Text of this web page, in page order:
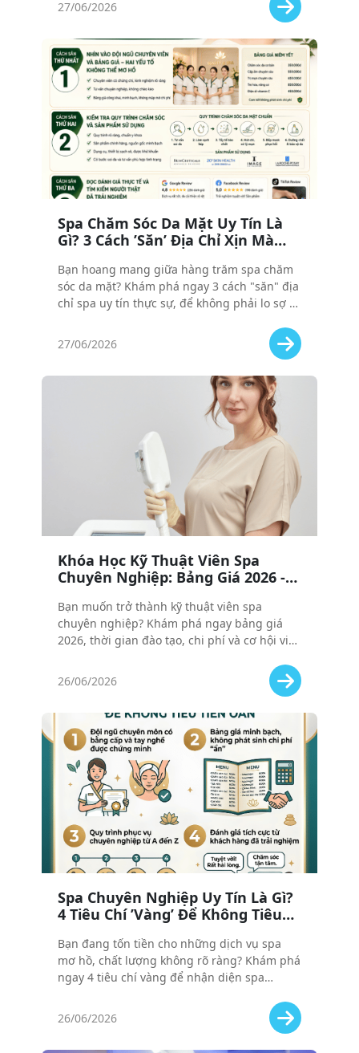
27/06/2026
Spa Chăm Sóc Da Mặt Uy Tín Là
Gì? 3 Cách ’Săn’ Địa Chỉ Xịn Mà
Bạn hoang mang giữa hàng trăm spa chăm
sóc da mặt? Khám phá ngay 3 cách "săn" địa
chỉ spa uy tín thực sự, để không phải lo sợ bị
chất lượng.
27/06/2026
Khóa Học Kỹ Thuật Viên Spa
Chuyên Nghiệp: Bảng Giá 2026 -
Trường Làm Gì?
Bạn muốn trở thành kỹ thuật viên spa
chuyên nghiệp? Khám phá ngay bảng giá
2026, thời gian đào tạo, chi phí và cơ hội việc
bạn cần biết trước khi đăng ký khóa học!
26/06/2026
Spa Chuyên Nghiệp Uy Tín Là Gì?
4 Tiêu Chí ’Vàng’ Để Không Tiêu
Bạn đang tốn tiền cho những dịch vụ spa
mơ hồ, chất lượng không rõ ràng? Khám phá
ngay 4 tiêu chí vàng để nhận diện spa
tiền và sức khỏe làn da của bạn.
26/06/2026